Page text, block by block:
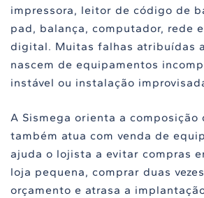
impressora, leitor de código de
pad, balança, computador, rede
digital. Muitas falhas atribuídas
nascem de equipamentos
instável ou instalação
A Sismega orienta a composição
também atua com venda de
ajuda o lojista a evitar compras
loja pequena, comprar duas
orçamento e atrasa a